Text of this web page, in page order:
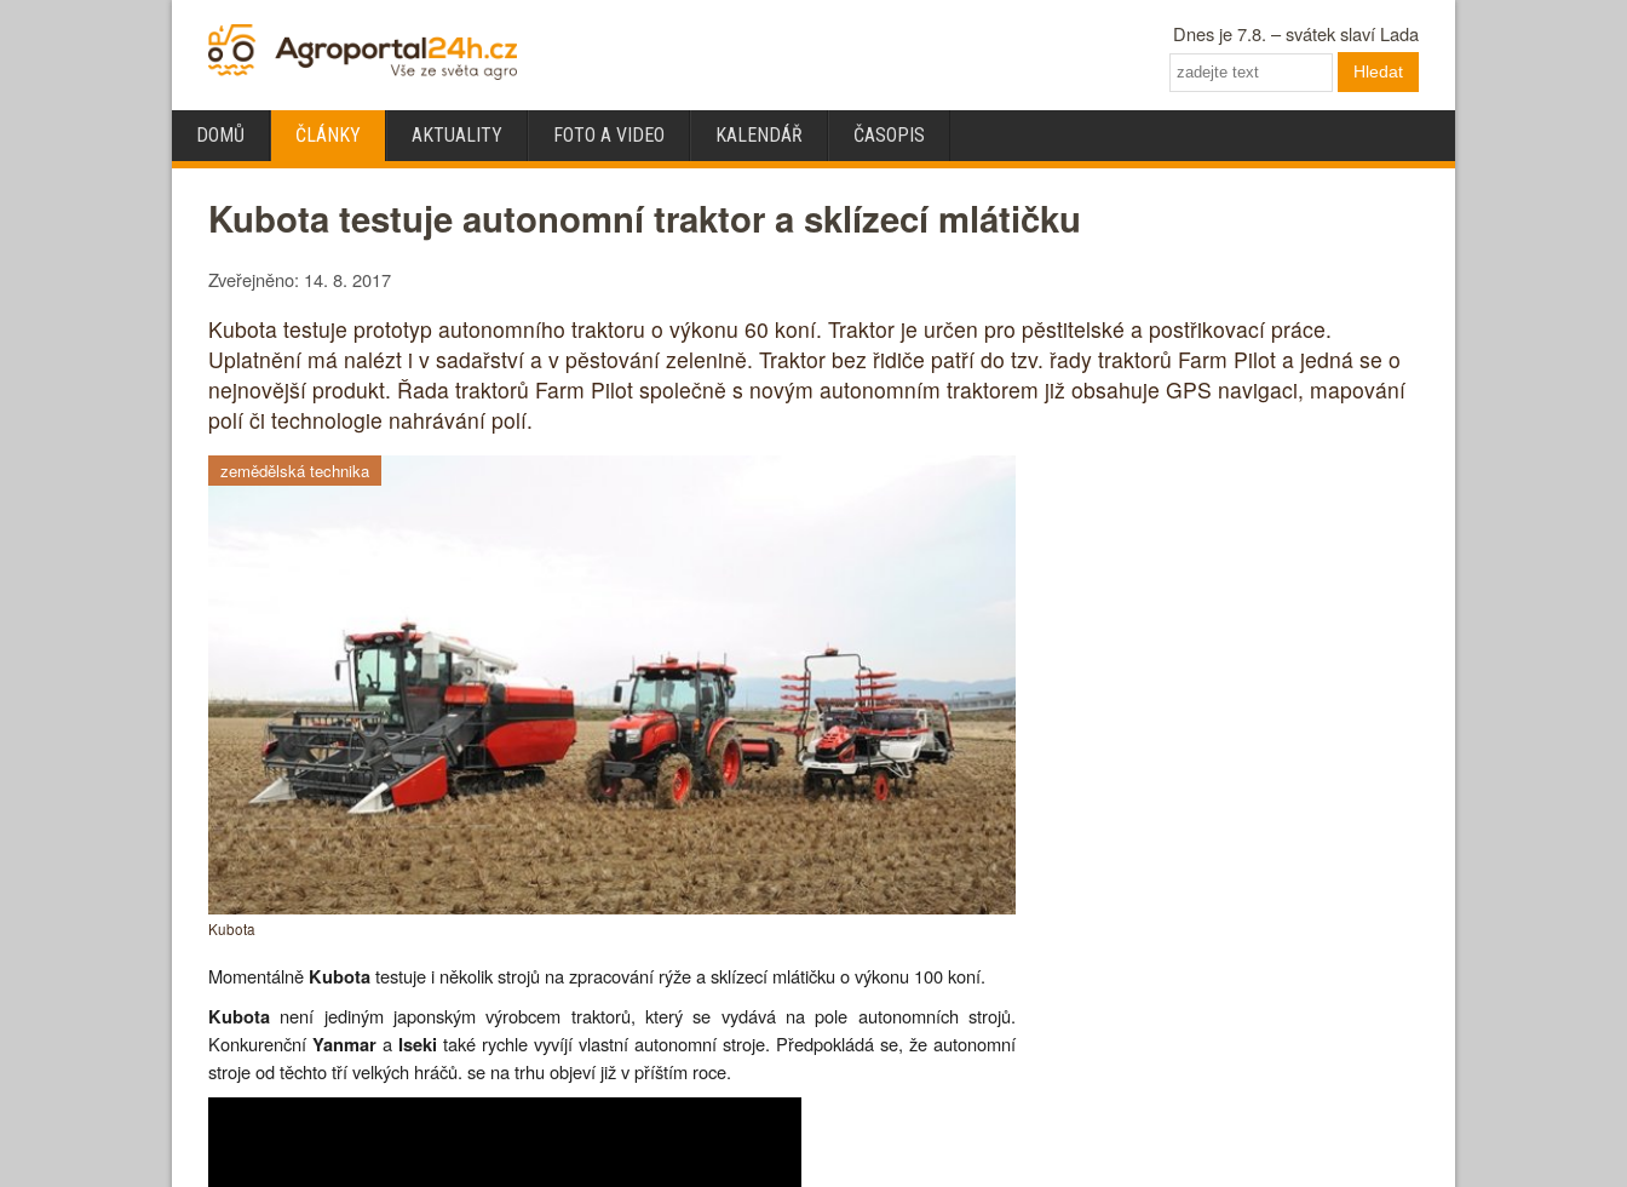
Dnes je 7.8. – svátek slaví Lada
Hledat
DOMŮ ČLÁNKY AKTUALITY FOTO A VIDEO KALENDÁŘ ČASOPIS
Kubota testuje autonomní traktor a sklízecí mlátičku
Zveřejněno: 14. 8. 2017
Kubota testuje prototyp autonomního traktoru o výkonu 60 koní. Traktor je určen pro pěstitelské a postřikovací práce.
Uplatnění má nalézt i v sadařství a v pěstování zelenině. Traktor bez řidiče patří do tzv. řady traktorů Farm Pilot a jedná se o
nejnovější produkt. Řada traktorů Farm Pilot společně s novým autonomním traktorem již obsahuje GPS navigaci, mapování
polí či technologie nahrávání polí.
zemědělská technika
Kubota
Momentálně Kubotatestuje i několik strojů na zpracování rýže a sklízecí mlátičku o výkonu 100 koní.
Kubota není jediným japonským výrobcem traktorů, který se vydává na pole autonomních strojů.
KonkurenčníYanmar a Iseki také rychle vyvíjí vlastní autonomní stroje. Předpokládá se, že autonomní
stroje od těchto tří velkých hráčů. se na trhu objeví již v příštím roce.